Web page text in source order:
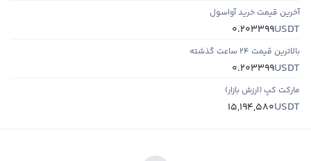
آخرین قیمت خرید آواسول
USDT
0.203399
بالاترین قیمت ۲۴ ساعت گذشته
USDT
0.203399
مارکت کپ (ارزش بازار)
USDT
15,194,580